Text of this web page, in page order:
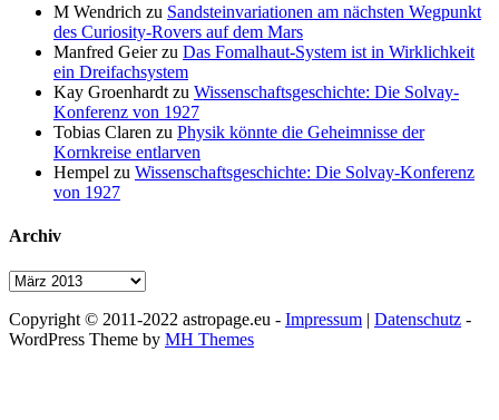
M Wendrich zu Sandsteinvariationen am nächsten Wegpunkt
des Curiosity-Rovers auf dem Mars
Manfred Geierzu Das Fomalhaut-System ist in Wirklichkeit
ein Dreifachsystem
Kay Groenhardt zu Wissenschaftsgeschichte: Die Solvay-
Konferenz von 1927
Tobias Claren zu Physik könnte die Geheimnisse der
Kornkreise entlarven
Hempel zu Wissenschaftsgeschichte: Die Solvay-Konferenz
von 1927
Archiv
Archiv
Copyright © 2011-2022 astropage.eu - Impressum | Datenschutz -
WordPress Theme by MH Themes